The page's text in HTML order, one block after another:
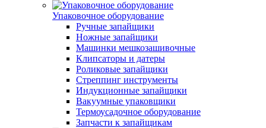
Упаковочное оборудование
Ручные запайщики
Ножные запайщики
Машинки мешкозашивочные
Клипсаторы и датеры
Роликовые запайщики
Стреппинг инструменты
Индукционные запайщики
Вакуумные упаковщики
Термоусадочное оборудование
Запчасти к запайщикам